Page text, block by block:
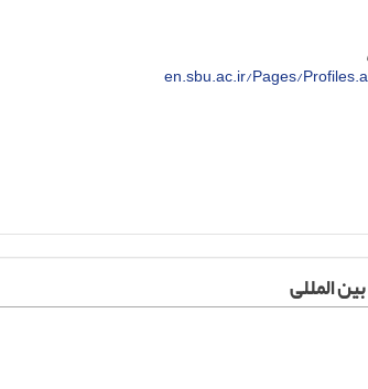
en.sbu.ac.ir/Pages/
المللی